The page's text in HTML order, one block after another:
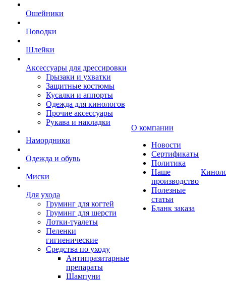
Ошейники
Поводки
Шлейки
Аксессуары для дрессировки
Грызаки и ухватки
Защитные костюмы
Кусалки и аппорты
Одежда для кинологов
Прочие аксессуары
Рукава и накладки
Намордники
Одежда и обувь
Миски
Для ухода
Груминг для когтей
Груминг для шерсти
Лотки-туалеты
Пеленки
гигиенические
Средства по уходу
Антипразитарные
препараты
Шампуни
О компании
Новости
Сертификаты
Политика
Наше
производство
Полезные
статьи
Бланк заказа